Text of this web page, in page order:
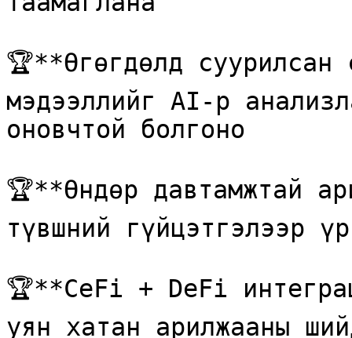
🏆**Өгөгдөлд
мэдээллийг AI-р
оновчтой болгоно
🏆**Өндөр давтамжтай
түвшний гүйцэтгэлээр
🏆**CeFi + DeFi
уян хатан арилжааны